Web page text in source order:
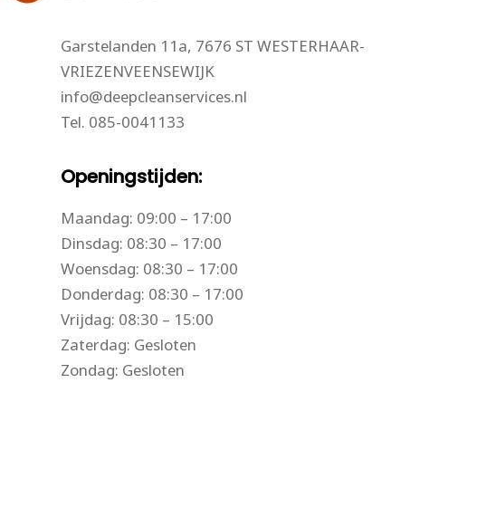
Garstelanden 11a, 7676 ST WESTERHAAR-
VRIEZENVEENSEWIJK
info@deepcleanservices.nl
Tel. 085-0041133
Openingstijden:
Maandag: 09:00 – 17:00
Dinsdag: 08:30 – 17:00
Woensdag: 08:30 – 17:00
Donderdag: 08:30 – 17:00
Vrijdag: 08:30 – 15:00
Zaterdag: Gesloten
Zondag: Gesloten